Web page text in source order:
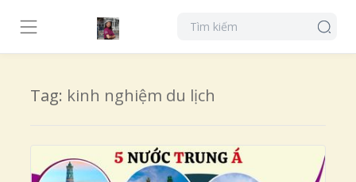
Tag: kinh nghiệm du lịch